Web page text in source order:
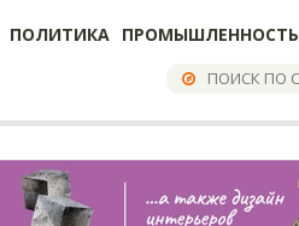
ПОЛИТИКА ПРОМЫШЛЕННОСТЬ